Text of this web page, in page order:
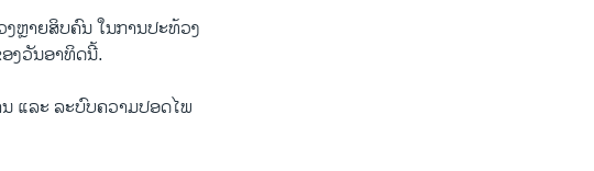
ຫຼາຍ​ສິບ​ຄົນ ໃນ​ການ​ປະ​ທ້ວງ
ງວັນ​ອາ​ທິດນີ້.
ນ ແລະ ລະ​ບົບ​ຄວາມ​ປອດ​ໄພ